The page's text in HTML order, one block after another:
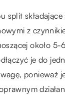
split
z
około
je do
ponieważ